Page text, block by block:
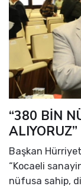
“380 BİN
ALIYORUZ”
Başkan
“Kocaeli
nüfusa sahip,